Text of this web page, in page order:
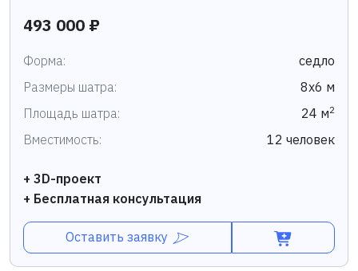
493 000 ₽
Форма:
седло
Размеры шатра:
8х6 м
Площадь шатра:
24 м2
Вместимость: 12 человек
+ 3D-проект
+ Бесплатная консультация
Оставить заявку